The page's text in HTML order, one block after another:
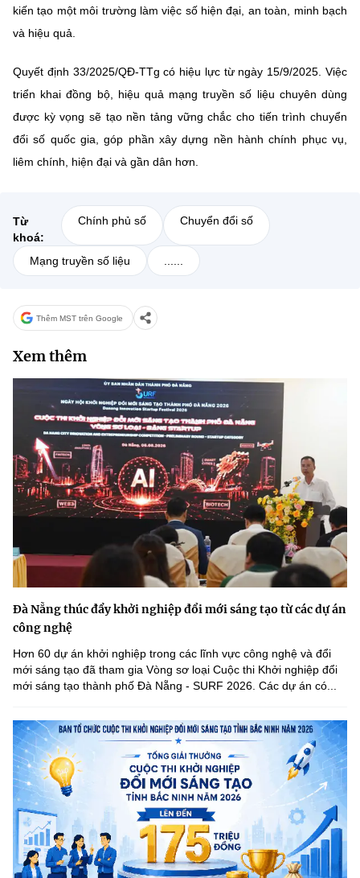
kiến tạo một môi trường làm việc số hiện đại, an toàn, minh bạch
và hiệu quả.
Quyết định 33/2025/QĐ-TTg có hiệu lực từ ngày 15/9/2025. Việc
triển khai đồng bộ, hiệu quả mạng truyền số liệu chuyên dùng
được kỳ vọng sẽ tạo nền tảng vững chắc cho tiến trình chuyển
đổi số quốc gia, góp phần xây dựng nền hành chính phục vụ,
liêm chính, hiện đại và gần dân hơn.
Từ
khoá:
Chính phủ số Chuyển đổi số
Mạng truyền số liệu
Thêm MST trên Google
Xem thêm
Đà Nẵng thúc đẩy khởi nghiệp đổi mới sáng tạo từ các dự án
công nghệ
Hơn 60 dự án khởi nghiệp trong các lĩnh vực công nghệ và đổi
mới sáng tạo đã tham gia Vòng sơ loại Cuộc thi Khởi nghiệp đổi
mới sáng tạo thành phố Đà Nẵng - SURF 2026. Các dự án có...